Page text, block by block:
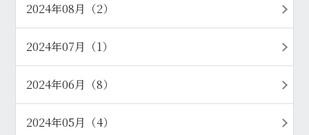
2024年08月（2）
2024年07月（1）
2024年06月（8）
2024年05月（4）